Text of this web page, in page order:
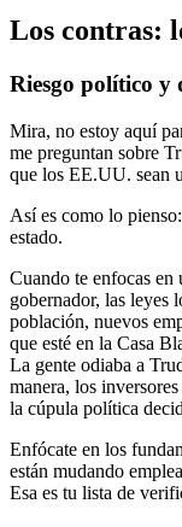
Los contras:
Riesgo político y
Mira, no estoy aquí
me preguntan sobre
que los EE.UU. sean
Así es como lo
estado.
Cuando te enfocas en
gobernador, las leyes
población, nuevos
que esté en la Casa
La gente odiaba a
manera, los
la cúpula política
Enfócate en los
están mudando
Esa es tu lista de